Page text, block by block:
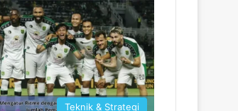
Teknik & Strategi